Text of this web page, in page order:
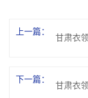
上一篇：
下一篇：